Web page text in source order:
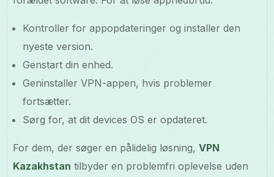
Kontroller for appopdateringer og installer den
nyeste version.
Genstart din enhed.
Geninstaller VPN-appen, hvis problemer
fortsætter.
Sørg for, at dit devices OS er opdateret.
For dem, der søger en pålidelig løsning,VPN
Kazakhstan tilbyder en problemfri oplevelse uden